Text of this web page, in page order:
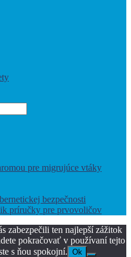
pre migrujúce vtáky
bezpečnosti
príručky pre prvovoličov
zabezpečili ten najlepší zážitok
pokračovať v používaní tejto
s ňou spokojní. Ok